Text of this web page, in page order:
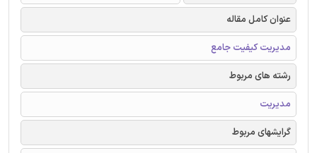
عنوان کامل مقاله
مدیریت کیفیت جامع
رشته های مربوط
مدیریت
گرایشهای مربوط